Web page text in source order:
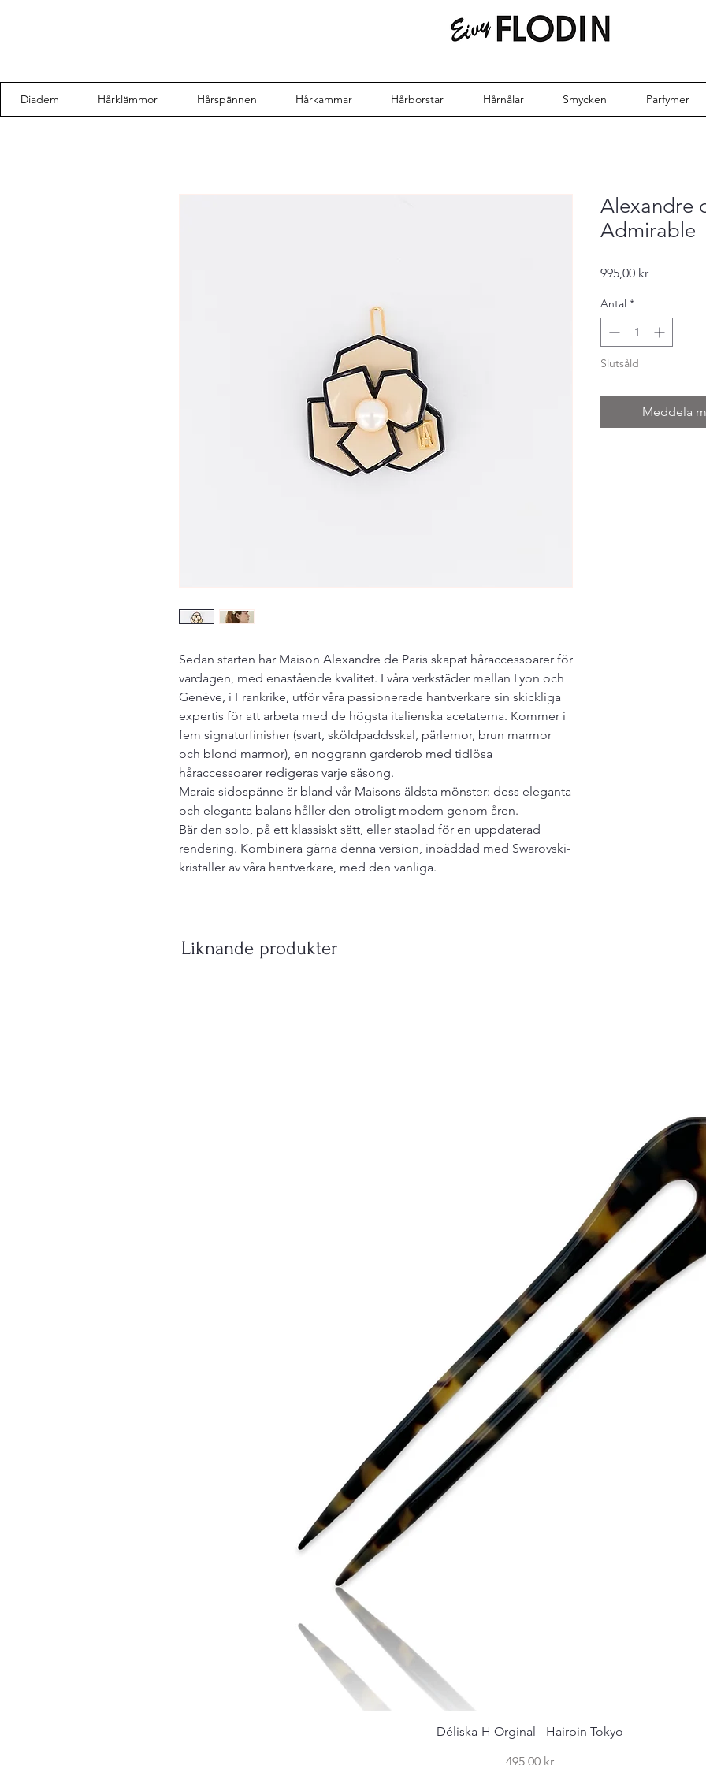
Sedan starten har Maison Alexandre de Paris skapat håraccessoarer för
vardagen, med enastående kvalitet. I våra verkstäder mellan Lyon och
Genève, i Frankrike, utför våra passionerade hantverkare sin skickliga
expertis för att arbeta med de högsta italienska acetaterna. Kommer i
fem signaturfinisher (svart, sköldpaddsskal, pärlemor, brun marmor
och blond marmor), en noggrann garderob med tidlösa
håraccessoarer redigeras varje säsong.
Marais sidospänne är bland vår Maisons äldsta mönster: dess eleganta
och eleganta balans håller den otroligt modern genom åren.
Bär den solo, på ett klassiskt sätt, eller staplad för en uppdaterad
rendering. Kombinera gärna denna version, inbäddad med Swarovski-
kristaller av våra hantverkare, med den vanliga.
Alexandre
Admirable
995,00 krPris
Antal *
Slutsåld
Meddela
Liknande produkter
Déliska-H Orginal - Hairpin Tokyo
Pris
495,00 kr
Diadem Hårklämmor Hårspännen Hårkammar Hårborstar Hårnålar Smycken Parfymer